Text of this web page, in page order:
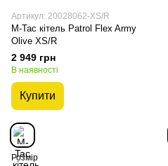
Артикул: 20028062-XS/R
M-Tac кітель Patrol Flex Army
Olive XS/R
2 949 грн
В наявності
Купити
Розмір